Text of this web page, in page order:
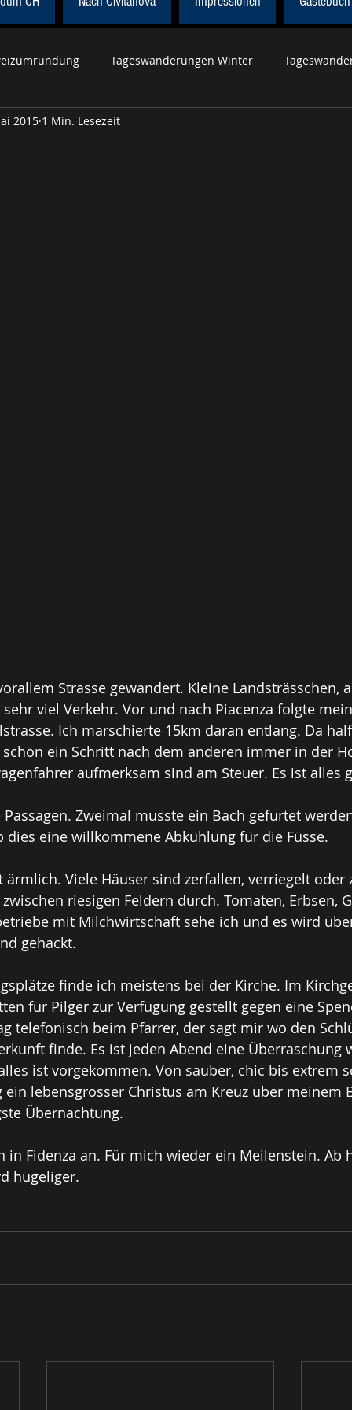
Tageswanderungen Winter
Höhenweg Wanderung Civitanova
2015 1 Min. Lesezeit
Strasse gewandert. Kleine Landsträsschen,
viel Verkehr. Vor und nach Piacenza folgte
Ich marschierte 15km daran entlang. Da
schön ein Schritt nach dem anderen immer in der
aufmerksam sind am Steuer. Es ist alles
Passagen. Zweimal musste ein Bach gefurtet
dies eine willkommene Abkühlung für die Füsse.
ärmlich. Viele Häuser sind zerfallen, verriegelt
riesigen Feldern durch. Tomaten, Erbsen,
mit Milchwirtschaft sehe ich und es wird
gehackt.
finde ich meistens bei der Kirche. Im
für Pilger zur Verfügung gestellt gegen eine
telefonisch beim Pfarrer, der sagt mir wo den
finde. Es ist jeden Abend eine Überraschung
ist vorgekommen. Von sauber, chic bis extrem
ein lebensgrosser Christus am Kreuz über meinem
Übernachtung.
in Fidenza an. Für mich wieder ein Meilenstein. Ab
hügeliger.